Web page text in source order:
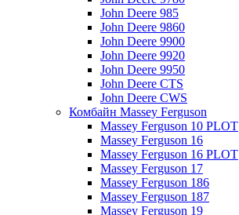
John Deere 985
John Deere 9860
John Deere 9900
John Deere 9920
John Deere 9950
John Deere CTS
John Deere CWS
Комбайн Massey Ferguson
Massey Ferguson 10 PLOT
Massey Ferguson 16
Massey Ferguson 16 PLOT
Massey Ferguson 17
Massey Ferguson 186
Massey Ferguson 187
Massey Ferguson 19